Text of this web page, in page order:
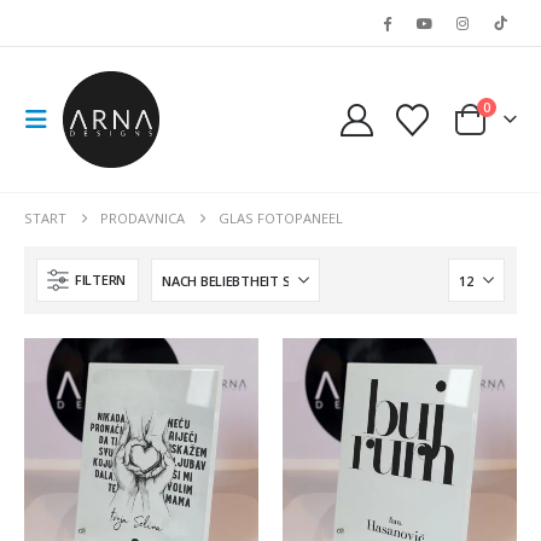
0
START PRODAVNICA GLAS FOTOPANEEL
FILTERN